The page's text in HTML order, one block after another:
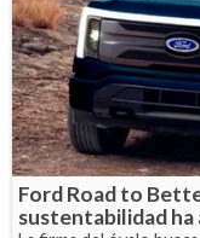
Ford Road to
sustentabilidad ha